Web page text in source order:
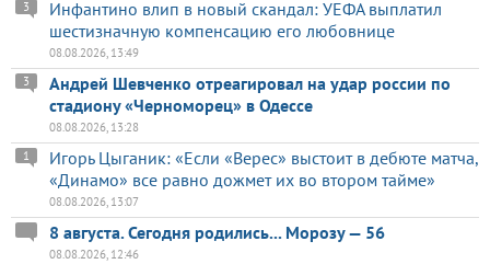
Инфантино влип в новый скандал: УЕФА выплатил
шестизначную компенсацию его любовнице
3
08.08.2026, 13:49
Андрей Шевченко отреагировал на удар россии по
стадиону «Черноморец» в Одессе
3
08.08.2026, 13:28
Игорь Цыганик: «Если «Верес» выстоит в дебюте матча,
«Динамо» все равно дожмет их во втором тайме»
1
08.08.2026, 13:07
8 августа. Сегодня родились... Морозу — 56
08.08.2026, 12:46